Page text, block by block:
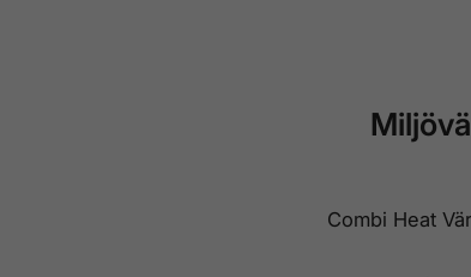
Combi Heat